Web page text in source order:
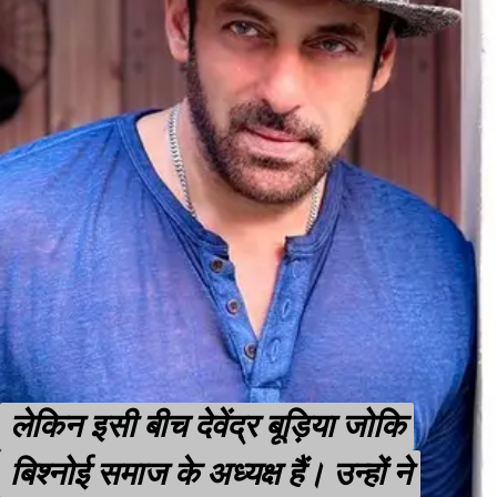
लेकिन इसी बीच देवेंद्र बूड़िया जोकि
बिश्नोई समाज के अध्यक्ष हैं। उन्हों ने
लेकिन इसी बीच देवेंद्र बूड़िया जोकि
बिश्नोई समाज के अध्यक्ष हैं। उन्हों ने